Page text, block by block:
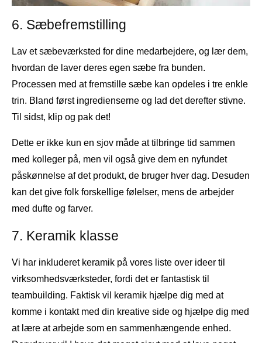
6. Sæbefremstilling
Lav et sæbeværksted for dine medarbejdere, og lær dem,
hvordan de laver deres egen sæbe fra bunden.
Processen med at fremstille sæbe kan opdeles i tre enkle
trin. Bland først ingredienserne og lad det derefter stivne.
Til sidst, klip og pak det!
Dette er ikke kun en sjov måde at tilbringe tid sammen
med kolleger på, men vil også give dem en nyfundet
påskønnelse af det produkt, de bruger hver dag. Desuden
kan det give folk forskellige følelser, mens de arbejder
med dufte og farver.
7. Keramik klasse
Vi har inkluderet keramik på vores liste over ideer til
virksomhedsværksteder, fordi det er fantastisk til
teambuilding. Faktisk vil keramik hjælpe dig med at
komme i kontakt med din kreative side og hjælpe dig med
at lære at arbejde som en sammenhængende enhed.